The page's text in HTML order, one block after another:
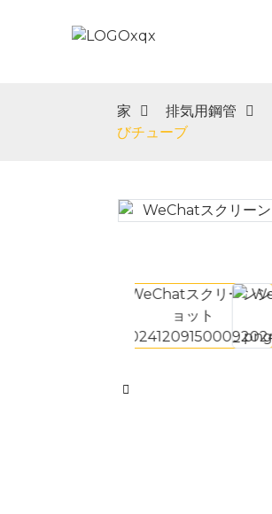
家 排気用鋼管
びチューブ